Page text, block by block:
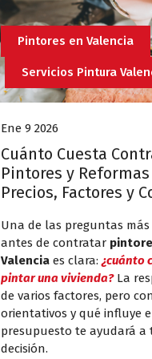
Pintores en Valencia
Servicios Pintura
Ene 9 2026
Cuánto Cuesta
Pintores y
Precios, Factores y
Una de las preguntas
antes de contratar
Valencia es clara:¿cuánto
pintar una vivienda?La
de varios factores, pero
orientativos y qué influye
presupuesto te ayudará
decisión.